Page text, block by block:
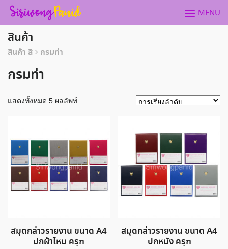
Skip
content
MENU
สินค้า
สินค้า สี กรมท่า
กรมท่า
แสดงทั้งหมด 5 ผลลัพท์
สมุดกล่าวรายงาน ขนาด A4
ปกผ้าไหม ครุฑ
สมุดกล่าวรายงาน ขนาด A4
ปกหนัง ครุฑ